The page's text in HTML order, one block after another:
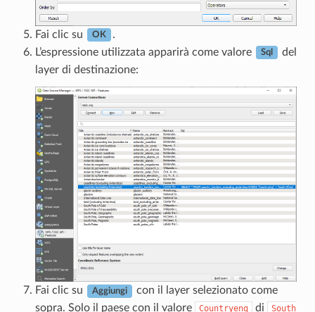
Fai clic su OK
.
L’espressione utilizzata apparirà come valore
Sql
del
layer di destinazione:
Fai clic su Aggiungi
con il layer selezionato come
sopra. Solo il paese con il valore
Countryeng di
South